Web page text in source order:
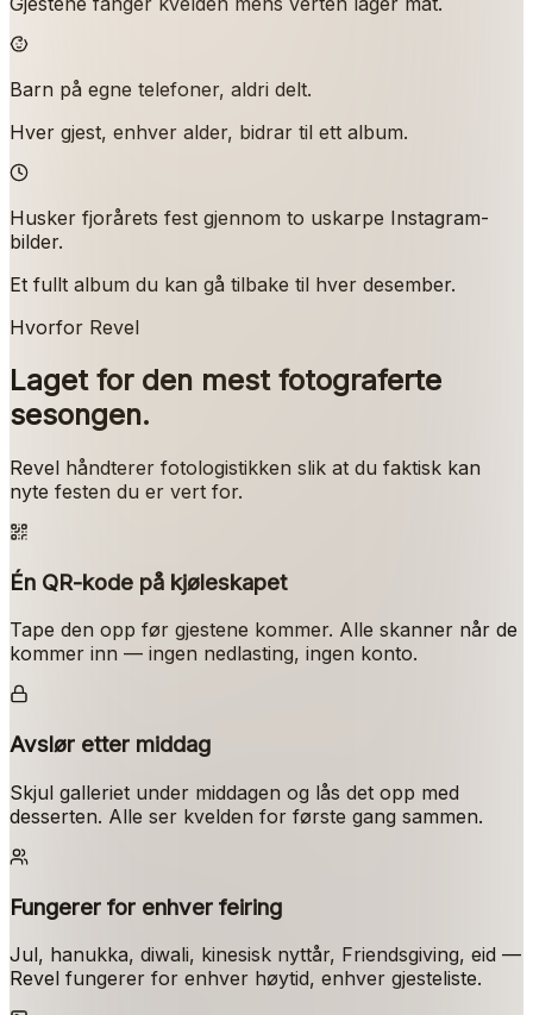
Barn på egne telefoner, aldri delt.
Hver gjest, enhver alder, bidrar til ett album.
Husker fjorårets fest gjennom to uskarpe Instagram-
bilder.
Et fullt album du kan gå tilbake til hver desember.
Hvorfor Revel
Laget for den mest fotograferte
sesongen.
Revel håndterer fotologistikken slik at du faktisk kan
nyte festen du er vert for.
Én QR-kode på kjøleskapet
Tape den opp før gjestene kommer. Alle skanner når de
kommer inn — ingen nedlasting, ingen konto.
Avslør etter middag
Skjul galleriet under middagen og lås det opp med
desserten. Alle ser kvelden for første gang sammen.
Fungerer for enhver feiring
Jul, hanukka, diwali, kinesisk nyttår, Friendsgiving, eid —
Revel fungerer for enhver høytid, enhver gjesteliste.